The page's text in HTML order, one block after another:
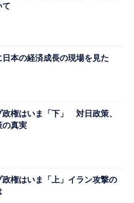
て
日本の経済成長の現場を見た
政権はいま「下」 対日政策、
の真実
政権はいま「上」イラン攻撃の